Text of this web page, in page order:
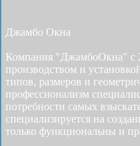
Джамбо Окна
Компания "ДжамбоОкна" с
производством и
типов, размеров и
профессионализм
потребности самых
специализируется на
только функциональны и